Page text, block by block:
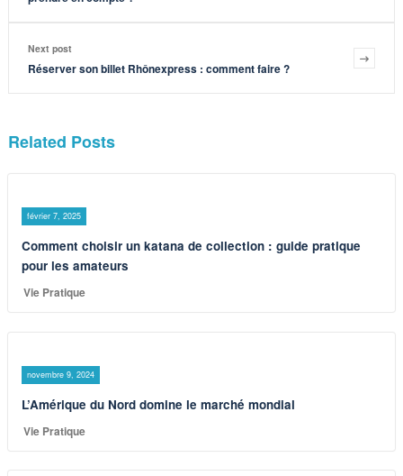
Next post
Réserver son billet Rhônexpress : comment faire ?
Related Posts
février 7, 2025
Comment choisir un katana de collection : guide pratique
pour les amateurs
Vie Pratique
novembre 9, 2024
L’Amérique du Nord domine le marché mondial
Vie Pratique